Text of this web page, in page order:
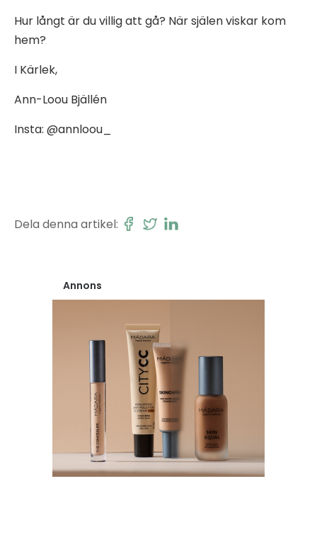
Hur långt är du villig att gå? När själen viskar kom
hem?
I Kärlek,
Ann-Loou Bjällén
Insta: @annloou_
Dela denna artikel:
Annons